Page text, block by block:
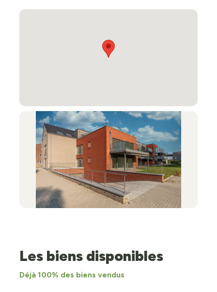
Les biens disponibles
Déjà 100% des biens vendus